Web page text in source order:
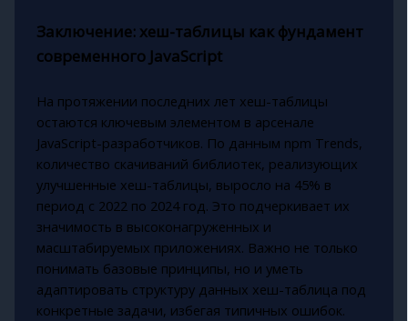
Заключение: хеш-таблицы как фундамент
современного JavaScript
На протяжении последних лет хеш-таблицы
остаются ключевым элементом в арсенале
JavaScript-разработчиков. По данным npm Trends,
количество скачиваний библиотек, реализующих
улучшенные хеш-таблицы, выросло на 45% в
период с 2022 по 2024 год. Это подчеркивает их
значимость в высоконагруженных и
масштабируемых приложениях. Важно не только
понимать базовые принципы, но и уметь
адаптировать структуру данных хеш-таблица под
конкретные задачи, избегая типичных ошибок.